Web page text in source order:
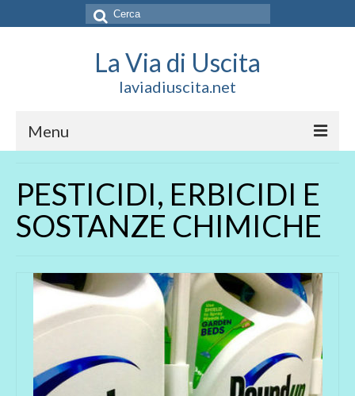
Cerca:
La Via di Uscita
laviadiuscita.net
Menu
CHI SIAMO
SOCIAL
SOSTIENICI
CONTATTI
PESTICIDI, ERBICIDI E
SOSTANZE CHIMICHE